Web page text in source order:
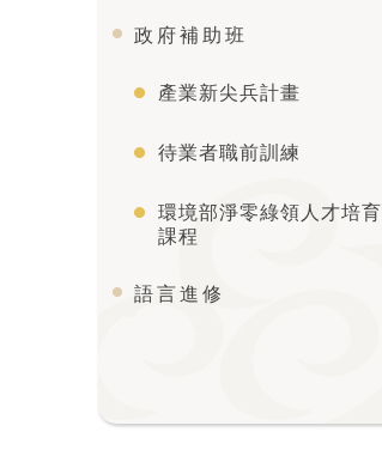
政府補助班
產業新尖兵計畫
待業者職前訓練
環境部淨零綠領人才培育
課程
語言進修